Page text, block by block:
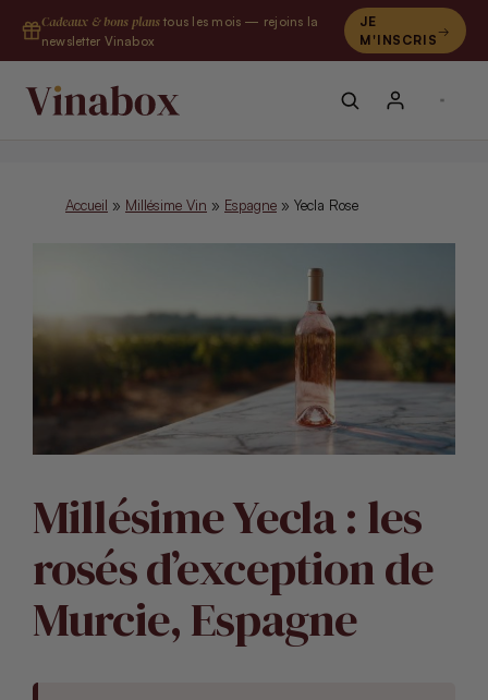
contenu
Cadeaux & bons plans tous les mois — rejoins la
newsletter Vinabox
JE
M'INSCRIS
Accueil » Millésime Vin » Espagne » Yecla Rose
Millésime Yecla : les
rosés d’exception de
Murcie, Espagne